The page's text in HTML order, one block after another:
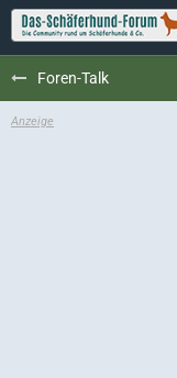
Foren-Talk